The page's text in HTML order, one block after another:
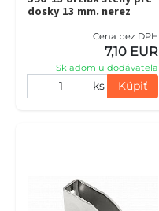
dosky 13 mm. nerez
Cena bez DPH
7,10 EUR
Skladom u dodávateľa
ks Kúpiť